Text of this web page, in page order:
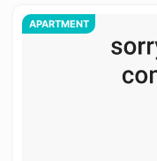
APARTMENT